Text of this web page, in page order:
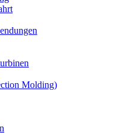
Molding)